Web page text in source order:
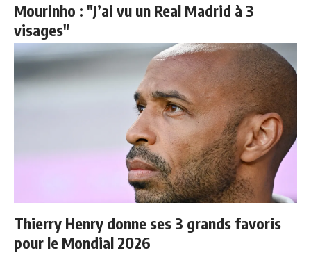
Mourinho : "J’ai vu un Real Madrid à 3
visages"
Thierry Henry donne ses 3 grands favoris
pour le Mondial 2026